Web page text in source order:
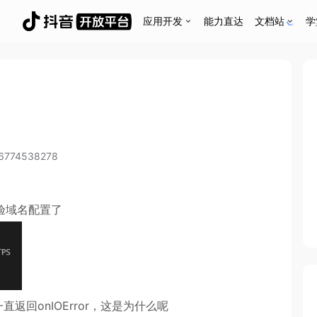
应用开发 能力直达 文档站
域名配置了
返回onIOError，这是为什么呢